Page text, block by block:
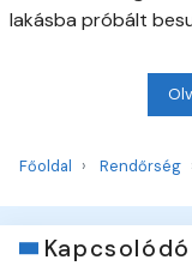
lakásba próbált
Főoldal Rendőrség
Kapcsolódó